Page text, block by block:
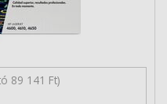
89 141 Ft)